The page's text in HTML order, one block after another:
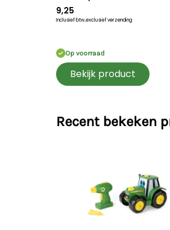
9,25
Inclusief btw,exclusief verzending
Op voorraad
Bekijk product
Recent bekeken